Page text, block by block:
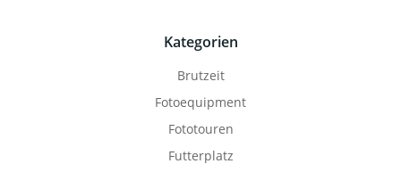
Kategorien
Brutzeit
Fotoequipment
Fototouren
Futterplatz